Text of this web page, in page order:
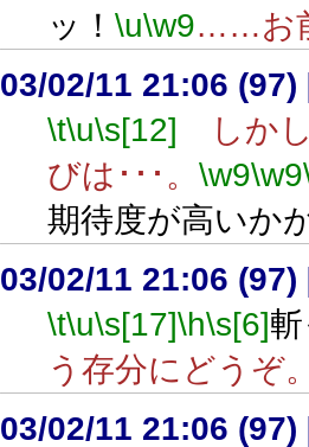
ッ！ \u\w9……お
03/02/11 21:06 (97)
\t\u\s[12] しかし
びは･･･。 \w9\w9
期待度が高いか
03/02/11 21:06 (97)
\t\u\s[17]\h\s[6]
う存分にどうぞ
03/02/11 21:06 (97)